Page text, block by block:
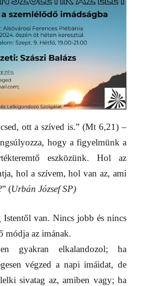
ott a szíved is.” (Mt 6,21) –
hogy a figyelmünk a
eszközünk. Hol az
hol a szívem, hol van az, ami
(Urbán József SP)
Istentől van. Nincs jobb és nincs
módja az imának.
gyakran elkalandozol; ha
végzed a napi imáidat, de
sivatag az, amiben vagy; ha